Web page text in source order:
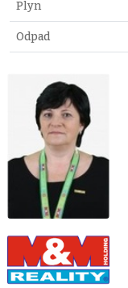
Plyn
Odpad